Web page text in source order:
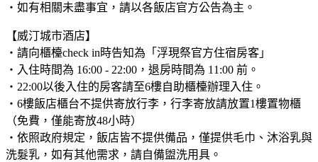
・如有相關未盡事宜，請以各飯店官方公告為主。
【威汀城市酒店】
・請向櫃檯check in時告知為「浮現祭官方住宿房客」
・入住時間為 16:00 - 22:00，退房時間為 11:00 前。
・22:00以後入住的房客請至6樓自助櫃檯辦理入住。
・6樓飯店櫃台不提供寄放行李，行李寄放請放置1樓置物櫃
（免費，僅能寄放48小時）
・依照政府規定，飯店皆不提供備品，僅提供毛巾、沐浴乳與
洗髮乳，如有其他需求，請自備盥洗用具。